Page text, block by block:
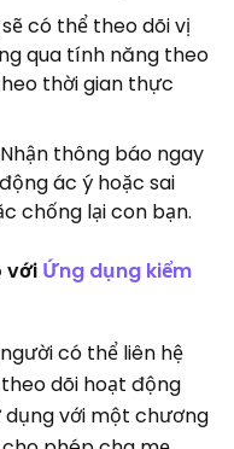
có thể theo dõi vị
qua tính năng theo
thời gian thực
thông báo ngay
ác ý hoặc sai
chống lại con bạn.
với Ứng dụng kiểm
có thể liên hệ
dõi hoạt động
dụng với một chương